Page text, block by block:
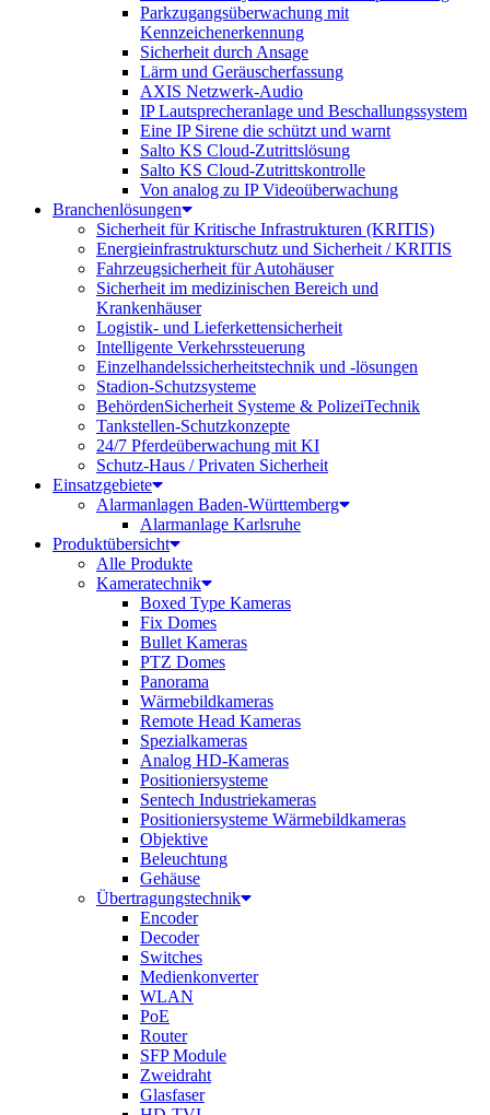
Parkzugangsüberwachung mit
Kennzeichenerkennung
Sicherheit durch Ansage
Lärm und Geräuscherfassung
AXIS Netzwerk-Audio
IP Lautsprecheranlage und Beschallungssystem
Eine IP Sirene die schützt und warnt
Salto KS Cloud-Zutrittslösung
Salto KS Cloud-Zutrittskontrolle
Von analog zu IP Videoüberwachung
Branchenlösungen
Sicherheit für Kritische Infrastrukturen (KRITIS)
Energieinfrastrukturschutz und Sicherheit / KRITIS
Fahrzeugsicherheit für Autohäuser
Sicherheit im medizinischen Bereich und
Krankenhäuser
Logistik- und Lieferkettensicherheit
Intelligente Verkehrssteuerung
Einzelhandelssicherheitstechnik und -lösungen
Stadion-Schutzsysteme
BehördenSicherheit Systeme & PolizeiTechnik
Tankstellen-Schutzkonzepte​
24/7 Pferdeüberwachung mit KI
Schutz-Haus / Privaten Sicherheit
Einsatzgebiete
Alarmanlagen Baden-Württemberg
Alarmanlage Karlsruhe
Produktübersicht
Alle Produkte
Kameratechnik
Boxed Type Kameras
Fix Domes
Bullet Kameras
PTZ Domes
Panorama
Wärmebildkameras
Remote Head Kameras
Spezialkameras
Analog HD-Kameras
Positioniersysteme
Sentech Industriekameras
Positioniersysteme Wärmebildkameras
Objektive
Beleuchtung
Gehäuse
Übertragungstechnik
Encoder
Decoder
Switches
Medienkonverter
WLAN
PoE
Router
SFP Module
Zweidraht
Glasfaser